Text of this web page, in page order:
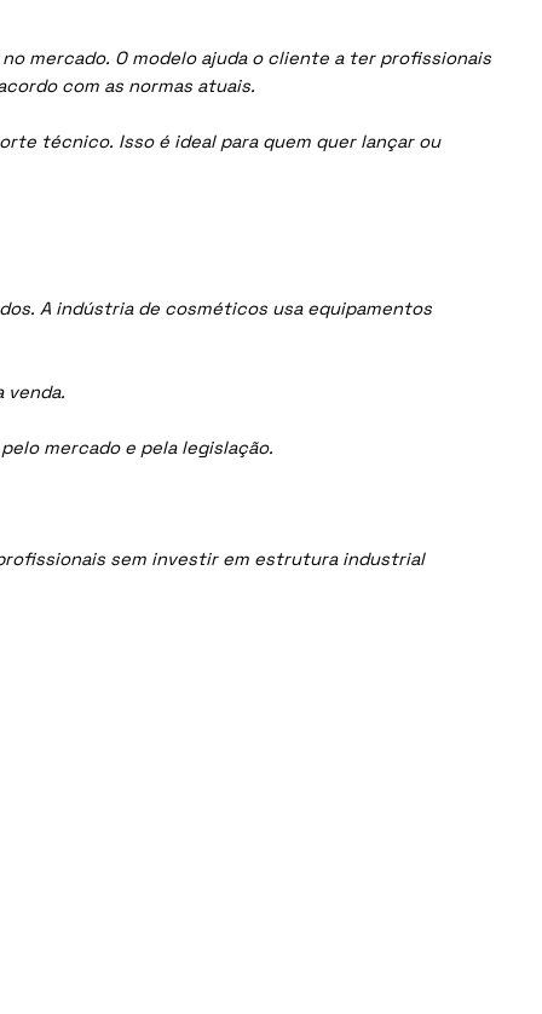
mercado. O modelo ajuda o cliente a ter profissionais
com as normas atuais.
técnico. Isso é ideal para quem quer lançar ou
A indústria de cosméticos usa equipamentos
venda.
mercado e pela legislação.
sem investir em estrutura industrial